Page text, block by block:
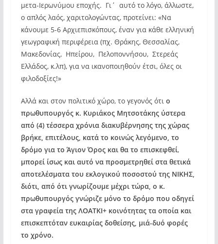
μετα-Ιερωνύμου εποχής. Γι΄ αυτό το λόγο, άλλωστε,
ο απλός λαός, χαριτολογώντας, προτείνει: «Να
κάνουμε 5-6 Αρχιεπισκόπους, έναν για κάθε ελληνική
γεωγραφική περιφέρεια (πχ. Θράκης, Θεσσαλίας,
Μακεδονίας, Ηπείρου, Πελοποννήσου, Στερεάς
Ελλάδος, κ.λπ), για να ικανοποιηθούν έτσι, όλες οι
φιλοδοξίες!»
Αλλά και στον πολιτικό χώρο, το γεγονός ότι ο
πρωθυπουργός κ. Κυριάκος Μητσοτάκης ύστερα
από (4) τέσσερα χρόνια διακυβέρνησης της χώρας
βρήκε, επιτέλους, κατά το κοινώς λεγόμενο, το
δρόμο για το Άγιον Όρος και θα το επισκεφθεί,
μπορεί ίσως και αυτό να προσμετρηθεί στα θετικά
αποτελέσματα του εκλογικού ποσοστού της ΝΙΚΗΣ,
διότι, από ότι γνωρίζουμε μέχρι τώρα, ο κ.
πρωθυπουργός γνώριζε μόνο το δρόμο που οδηγεί
στα γραφεία της ΛΟΑΤΚΙ+ κοινότητας τα οποία και
επισκεπτόταν ευκαιρίας δοθείσης, μιά-δυό φορές
το χρόνο.